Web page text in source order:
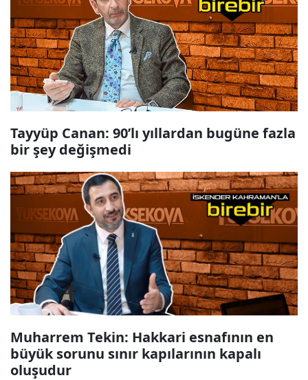
Tayyüp Canan: 90’lı yıllardan bugüne fazla
bir şey değişmedi
Muharrem Tekin: Hakkari esnafının en
büyük sorunu sınır kapılarının kapalı
oluşudur